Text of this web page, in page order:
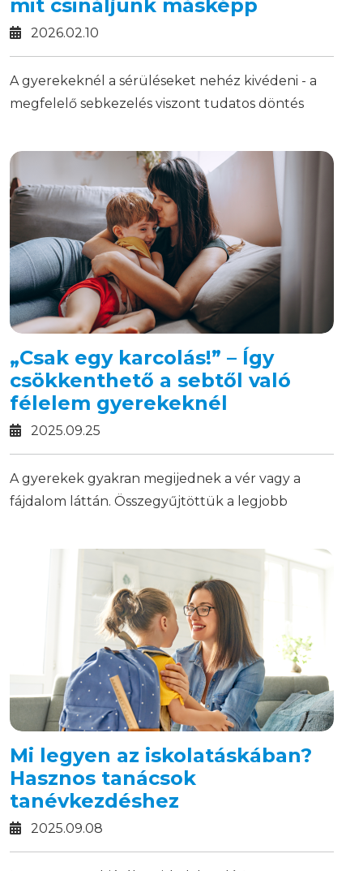
mit csináljunk másképp
2026.02.10
A gyerekeknél a sérüléseket nehéz kivédeni - a
megfelelő sebkezelés viszont tudatos döntés
„Csak egy karcolás!” – Így
csökkenthető a sebtől való
félelem gyerekeknél
2025.09.25
A gyerekek gyakran megijednek a vér vagy a
fájdalom láttán. Összegyűjtöttük a legjobb
kezeld a kisebb sérüléseket stresszmentesen.
Mi legyen az iskolatáskában?
Hasznos tanácsok
tanévkezdéshez
2025.09.08